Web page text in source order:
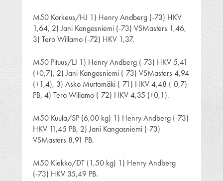
M50 Korkeus/HJ 1) Henry Andberg (-73) HKV
1,64, 2) Jani Kangasniemi (-73) VSMasters 1,46,
3) Tero Willamo (-72) HKV 1,37.
M50 Pituus/LJ 1) Henry Andberg (-73) HKV 5,41
(+0,7), 2) Jani Kangasniemi (-73) VSMasters 4,94
(+1,4), 3) Asko Murtomäki (-71) HKV 4,48 (-0,7)
PB, 4) Tero Willamo (-72) HKV 4,35 (+0,1).
M50 Kuula/SP (6,00 kg) 1) Henry Andberg (-73)
HKV 11,45 PB, 2) Jani Kangasniemi (-73)
VSMasters 8,91 PB.
M50 Kiekko/DT (1,50 kg) 1) Henry Andberg
(-73) HKV 35,49 PB.